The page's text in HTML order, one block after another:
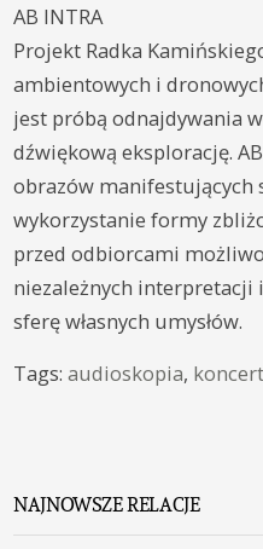
AB INTRA
Projekt Radka
ambientowych i
jest próbą odnajdywania
dźwiękową eksplorację.
obrazów manifestujących
wykorzystanie formy
przed odbiorcami
niezależnych interpretacji
sferę własnych umysłów.
Tags:audioskopia, koncert
NAJNOWSZE RELACJE